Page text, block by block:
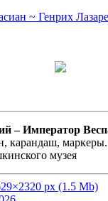
–Император
карандаш,
музея
px (1.5 Mb)